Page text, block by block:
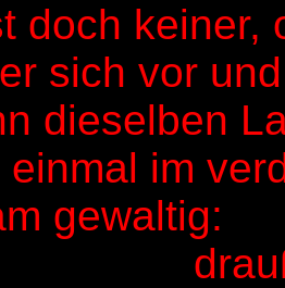
doch keiner,
sich vor
dieselben
einmal im
gewaltig: